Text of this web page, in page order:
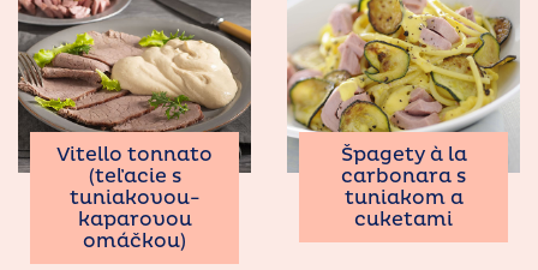
Vitello tonnato
(teľacie s
tuniakovou-
kaparovou
omáčkou)
Špagety à la
carbonara s
tuniakom a
cuketami